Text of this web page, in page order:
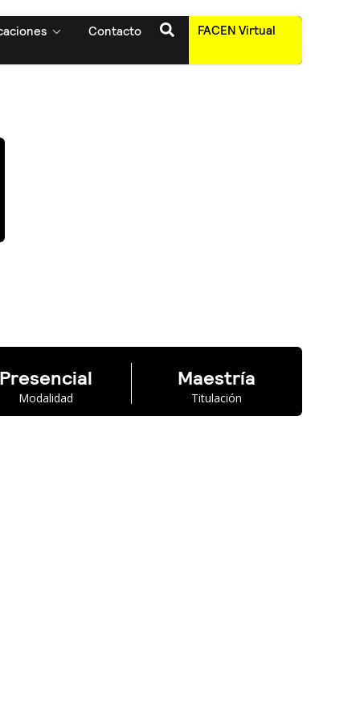
Contacto FACEN Virtual
Presencial
Modalidad
Maestría
Titulación